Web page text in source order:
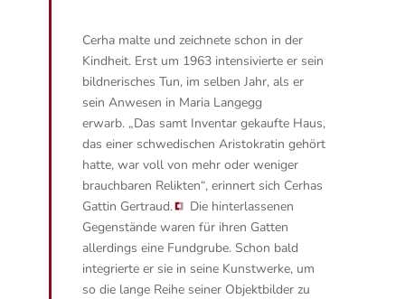
Cerha malte und zeichnete schon in der
Kindheit. Erst um 1963 intensivierte er sein
bildnerisches Tun, im selben Jahr, als er
sein Anwesen in Maria Langegg
erwarb. „Das samt Inventar gekaufte Haus,
das einer schwedischen Aristokratin gehört
hatte, war voll von mehr oder weniger
brauchbaren Relikten“, erinnert sich Cerhas
Gattin Gertraud.
Die hinterlassenen
Gegenstände waren für ihren Gatten
allerdings eine Fundgrube. Schon bald
integrierte er sie in seine Kunstwerke, um
so die lange Reihe seiner Objektbilder zu